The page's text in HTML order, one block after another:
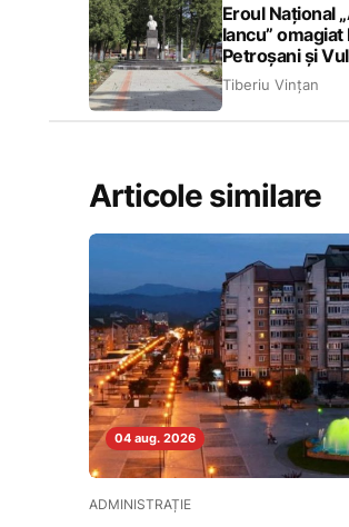
Eroul Național
Iancu” omagiat
Petroșani și
Tiberiu Vințan
Articole similare
04 aug. 2026
ADMINISTRAȚIE